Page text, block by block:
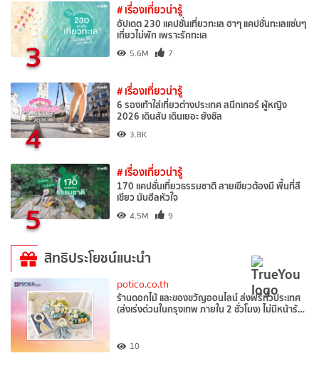
3
# เรื่องเที่ยวน่ารู้
อัปเดต 230 แคปชั่นเที่ยวทะเล ฮาๆ แคปชั่นทะเลแซ่บๆ
เที่ยวไม่พัก เพราะรักทะเล
5.6M 7
4
# เรื่องเที่ยวน่ารู้
6 รองเท้าใส่เที่ยวต่างประเทศ สนีกเกอร์ ผู้หญิง
2026 เดินสับ เดินเยอะ ยังชิล
3.8K
5
# เรื่องเที่ยวน่ารู้
170 แคปชั่นเที่ยวธรรมชาติ สายเขียวต้องมี พื้นที่สี
เขียว มันฮีลหัวใจ
4.5M 9
สิทธิประโยชน์แนะนำ
potico.co.th
ร้านดอกไม้ และของขวัญออนไลน์ ส่งฟรีทั่วประเทศ
(ส่งเร่งด่วนในกรุงเทพ ภายใน 2 ชั่วโมง) ไม่มีหน้าร้…
10